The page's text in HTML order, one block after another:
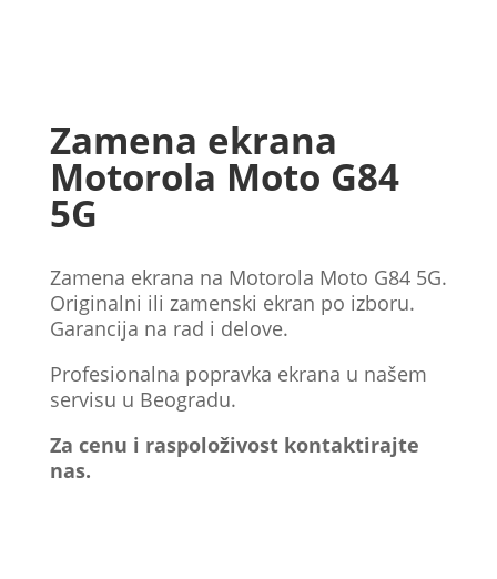
Zamena ekrana
Motorola Moto G84
5G
Zamena ekrana na Motorola Moto G84 5G.
Originalni ili zamenski ekran po izboru.
Garancija na rad i delove.
Profesionalna popravka ekrana u našem
servisu u Beogradu.
Za cenu i raspoloživost kontaktirajte
nas.